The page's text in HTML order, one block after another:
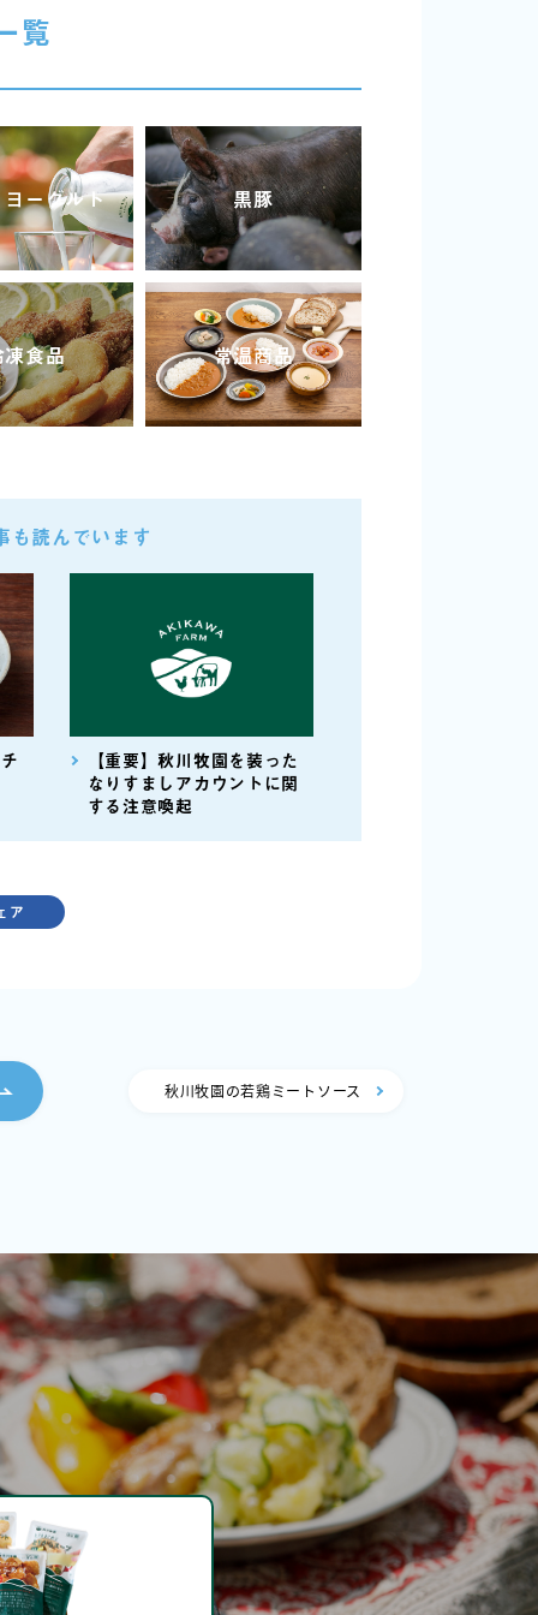
覧
ーグルト 黒豚
凍食品 常温商品
も読んでいます
【重要】秋川牧園を装った
なりすましアカウントに関
する注意喚起
ア
秋川牧園の若鶏ミートソース